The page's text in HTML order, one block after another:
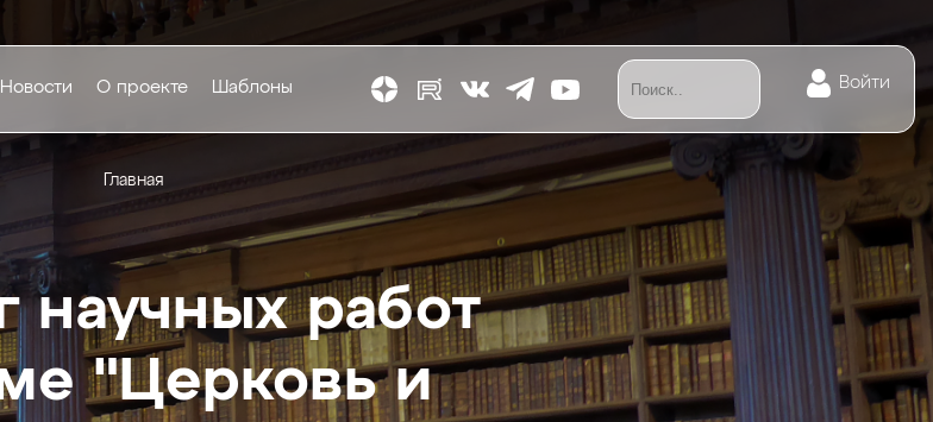
Новости О проекте Шаблоны Войти
Главная
научных работ
"Церковь и